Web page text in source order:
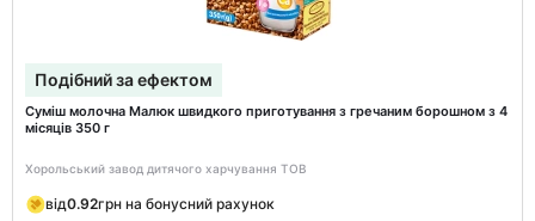
Подібний за ефектом
Суміш молочна Малюк швидкого приготування з гречаним борошном з 4
місяців 350 г
Хорольський завод дитячого харчування ТОВ
від0.92грн на бонусний рахунок